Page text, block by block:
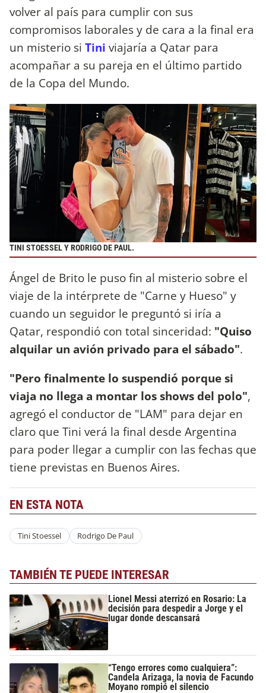
volver al país para cumplir con sus
compromisos laborales y de cara a la final era
un misterio si Tini viajaría a Qatar para
acompañar a su pareja en el último partido
de la Copa del Mundo.
TINI STOESSEL Y RODRIGO DE PAUL.
Ángel de Brito le puso fin al misterio sobre el
viaje de la intérprete de "Carne y Hueso" y
cuando un seguidor le preguntó si iría a
Qatar, respondió con total sinceridad: "Quiso
alquilar un avión privado para el sábado".
"Pero finalmente lo suspendió porque si
viaja no llega a montar los shows del polo",
agregó el conductor de "LAM" para dejar en
claro que Tini verá la final desde Argentina
para poder llegar a cumplir con las fechas que
tiene previstas en Buenos Aires.
EN ESTA NOTA
Tini Stoessel Rodrigo De Paul
TAMBIÉN TE PUEDE INTERESAR
Lionel Messi aterrizó en Rosario: La
decisión para despedir a Jorge y el
lugar donde descansará
“Tengo errores como cualquiera”:
Candela Arizaga, la novia de Facundo
Moyano rompió el silencio